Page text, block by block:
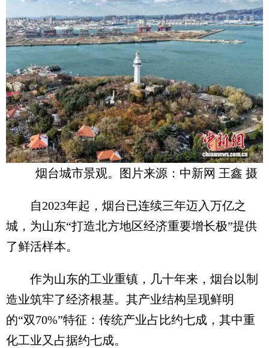
烟台城市景观。图片来源：中新网 王鑫 摄
自2023年起，烟台已连续三年迈入万亿之
城，为山东“打造北方地区经济重要增长极”提供
了鲜活样本。
作为山东的工业重镇，几十年来，烟台以制
造业筑牢了经济根基。其产业结构呈现鲜明
的“双70%”特征：传统产业占比约七成，其中重
化工业又占据约七成。